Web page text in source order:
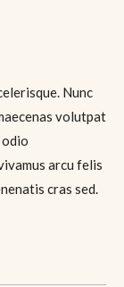
Nunc
volutpat
arcu felis
cras sed.